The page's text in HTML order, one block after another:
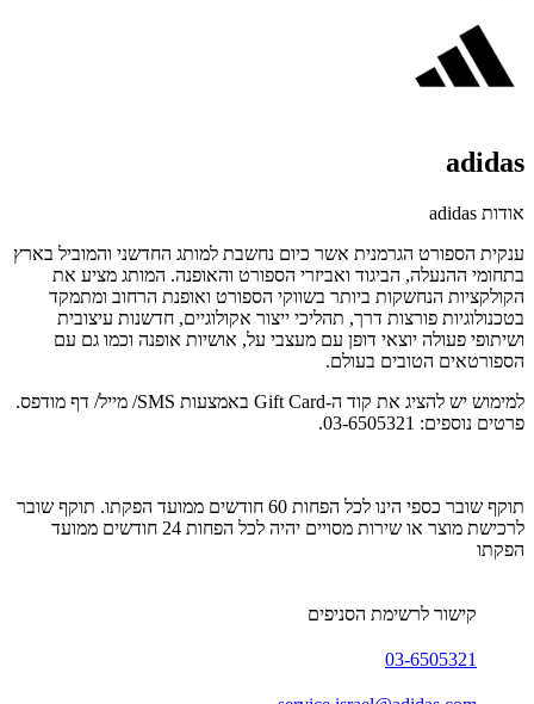
adidas
אודות adidas
ענקית הספורט הגרמנית אשר כיום נחשבת למותג החדשני והמוביל בארץ
בתחומי ההנעלה, הביגוד ואביזרי הספורט והאופנה. המותג מציע את
הקולקציות הנחשקות ביותר בשווקי הספורט ואופנת הרחוב ומתמקד
בטכנולוגיות פורצות דרך, תהליכי ייצור אקולוגיים, חדשנות עיצובית
ושיתופי פעולה יוצאי דופן עם מעצבי על, אושיות אופנה וכמו גם עם
הספורטאים הטובים בעולם.
למימוש יש להציג את קוד ה-Gift Card באמצעות SMS/ מייל/ דף מודפס.
פרטים נוספים: 03-6505321.
תוקף שובר כספי הינו לכל הפחות 60 חודשים ממועד הפקתו. תוקף שובר
לרכישת מוצר או שירות מסויים יהיה לכל הפחות 24 חודשים ממועד
הפקתו
קישור לרשימת הסניפים
03-6505321